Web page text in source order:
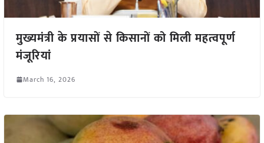
मुख्यमंत्री के प्रयासों से किसानों को मिली महत्वपूर्ण
मंजूरियां
March 16, 2026